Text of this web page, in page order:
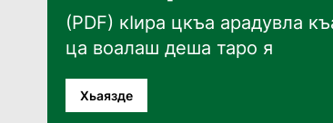
(PDF) кӀира цкъа арадувла
ца воалаш деша таро я
Хьаязде